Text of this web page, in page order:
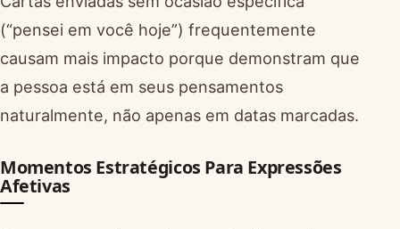
(“pensei em você hoje”) frequentemente
causam mais impacto porque demonstram que
a pessoa está em seus pensamentos
naturalmente, não apenas em datas marcadas.
Momentos Estratégicos Para Expressões
Afetivas